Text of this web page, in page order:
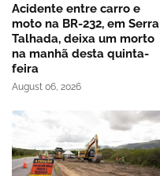
Acidente entre carro e
moto na BR-232, em Serra
Talhada, deixa um morto
na manhã desta quinta-
feira
August 06, 2026